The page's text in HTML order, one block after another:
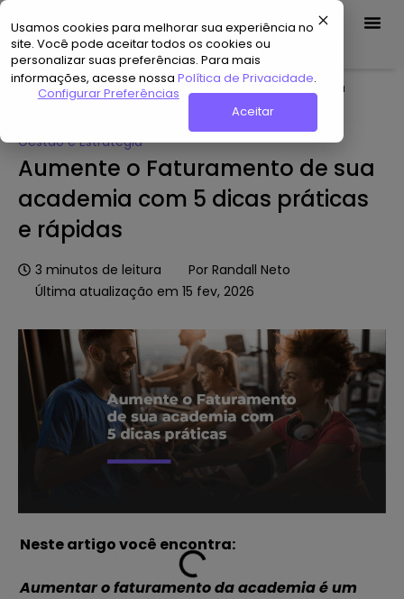
Usamos cookies para melhorar sua experiência no
site. Você pode aceitar todos os cookies ou
personalizar suas preferências. Para mais
informações, acesse nossa Política de Privacidade.
Configurar Preferências
Aceitar
Demo Grátis
Home»Hub de Conteúdo»Aumente o Faturamento de sua
academia com 5 dicas práticas e rápidas
Gestão e Estratégia
Aumente o Faturamento de sua
academia com 5 dicas práticas
e rápidas
3 minutos de leitura Por Randall Neto
Última atualização em 15 fev, 2026
Neste artigo você encontra:
Aumentar o faturamento da academia é um